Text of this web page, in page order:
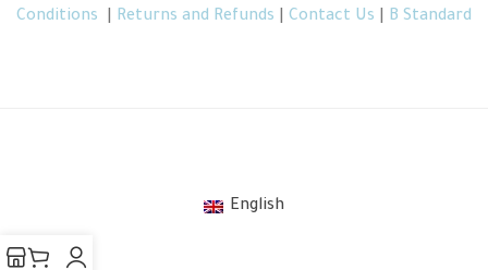
Conditions
Returns and Refunds Contact Us B Standard
English